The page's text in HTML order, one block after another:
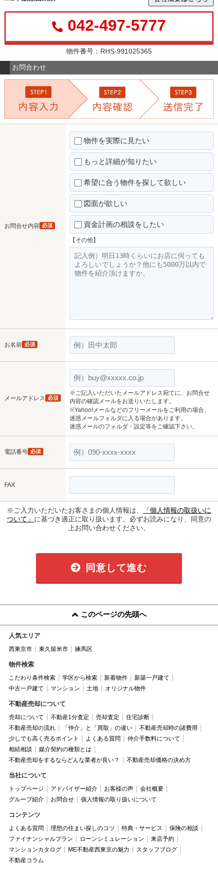
042-497-5777
物件番号：RHS-991025365
お問合わせ
お問合せ内容 必須
物件を実際に見たい
もっと詳細が知りたい
希望に合う物件を探して欲しい
図面が欲しい
資金計画の相談をしたい
【その他】
お名前 必須
メールアドレス 必須
※ご記入いただいたメールアドレス宛てに、お問合せ
内容の確認メールをお送りいたします。
※Yahoo!メールなどのフリーメールをご利用の場合、
迷惑メールフォルダに入る場合があります。
迷惑メールのフォルダ・設定等をご確認下さい。
電話番号 必須
FAX
※ご入力いただいたお客さまの個人情報は、
「個人情報の取扱いに
ついて」 に基づき適正に取り扱います。必ずお読みになり、同意の
上お問い合わせください。
同意して進む
このページの先頭へ
人気エリア
西東京市 東久留米市 練馬区
物件検索
こだわり条件検索 学区から検索 新着物件
新築一戸建て
中古一戸建て
マンション 土地 オリジナル物件
不動産売却について
売却について 不動産1分査定 売却査定
住宅診断
不動産売却の流れ
「仲介」と「買取」の違い
不動産売却時の諸費用
少しでも高く売るポイント
よくある質問
仲介手数料について
相続相談
媒介契約の種類とは
不動産売却をするならどんな業者が良い？
不動産売却価格の決め方
当社について
トップページ アドバイザー紹介 お客様の声
会社概要
グループ紹介
お問合せ 個人情報の取り扱いについて
コンテンツ
よくある質問 理想の住まい探しのコツ 特典・サービス
保険の相談
ファイナンシャルプラン
ローンシミュレーション
来店予約
マンションカタログ
ME不動産西東京の魅力
スタッフブログ
不動産コラム